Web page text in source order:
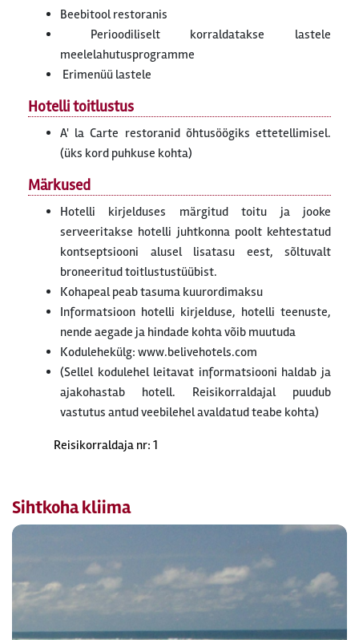
Beebitool restoranis
Perioodiliselt korraldatakse lastele
meelelahutusprogramme
Erimenüü lastele
Hotelli toitlustus
A' la Carte restoranid õhtusöögiks ettetellimisel.
(üks kord puhkuse kohta)
Märkused
Hotelli kirjelduses märgitud toitu ja jooke
serveeritakse hotelli juhtkonna poolt kehtestatud
kontseptsiooni alusel lisatasu eest, sõltuvalt
broneeritud toitlustustüübist.
Kohapeal peab tasuma kuurordimaksu
Informatsioon hotelli kirjelduse, hotelli teenuste,
nende aegade ja hindade kohta võib muutuda
Kodulehekülg: www.belivehotels.com
(Sellel kodulehel leitavat informatsiooni haldab ja
ajakohastab hotell. Reisikorraldajal puudub
vastutus antud veebilehel avaldatud teabe kohta)
Reisikorraldaja nr: 1
Sihtkoha kliima